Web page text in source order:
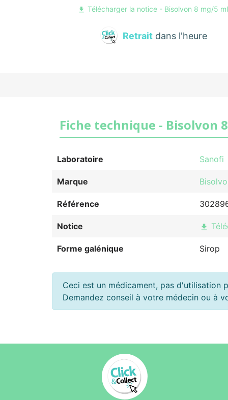
file_download Télécharger la notice - Bisolvon 8 mg/5
Retraitdans l'heure
Fiche technique - Bisolvon
Laboratoire Sanofi
Marque
Référence
Notice file_download
Forme galénique Sirop
Ceci est un médicament, pas d'utilisation
Demandez conseil à votre médecin ou à